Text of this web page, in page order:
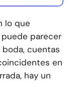
lo que
puede parecer
cuentas
en
hay un